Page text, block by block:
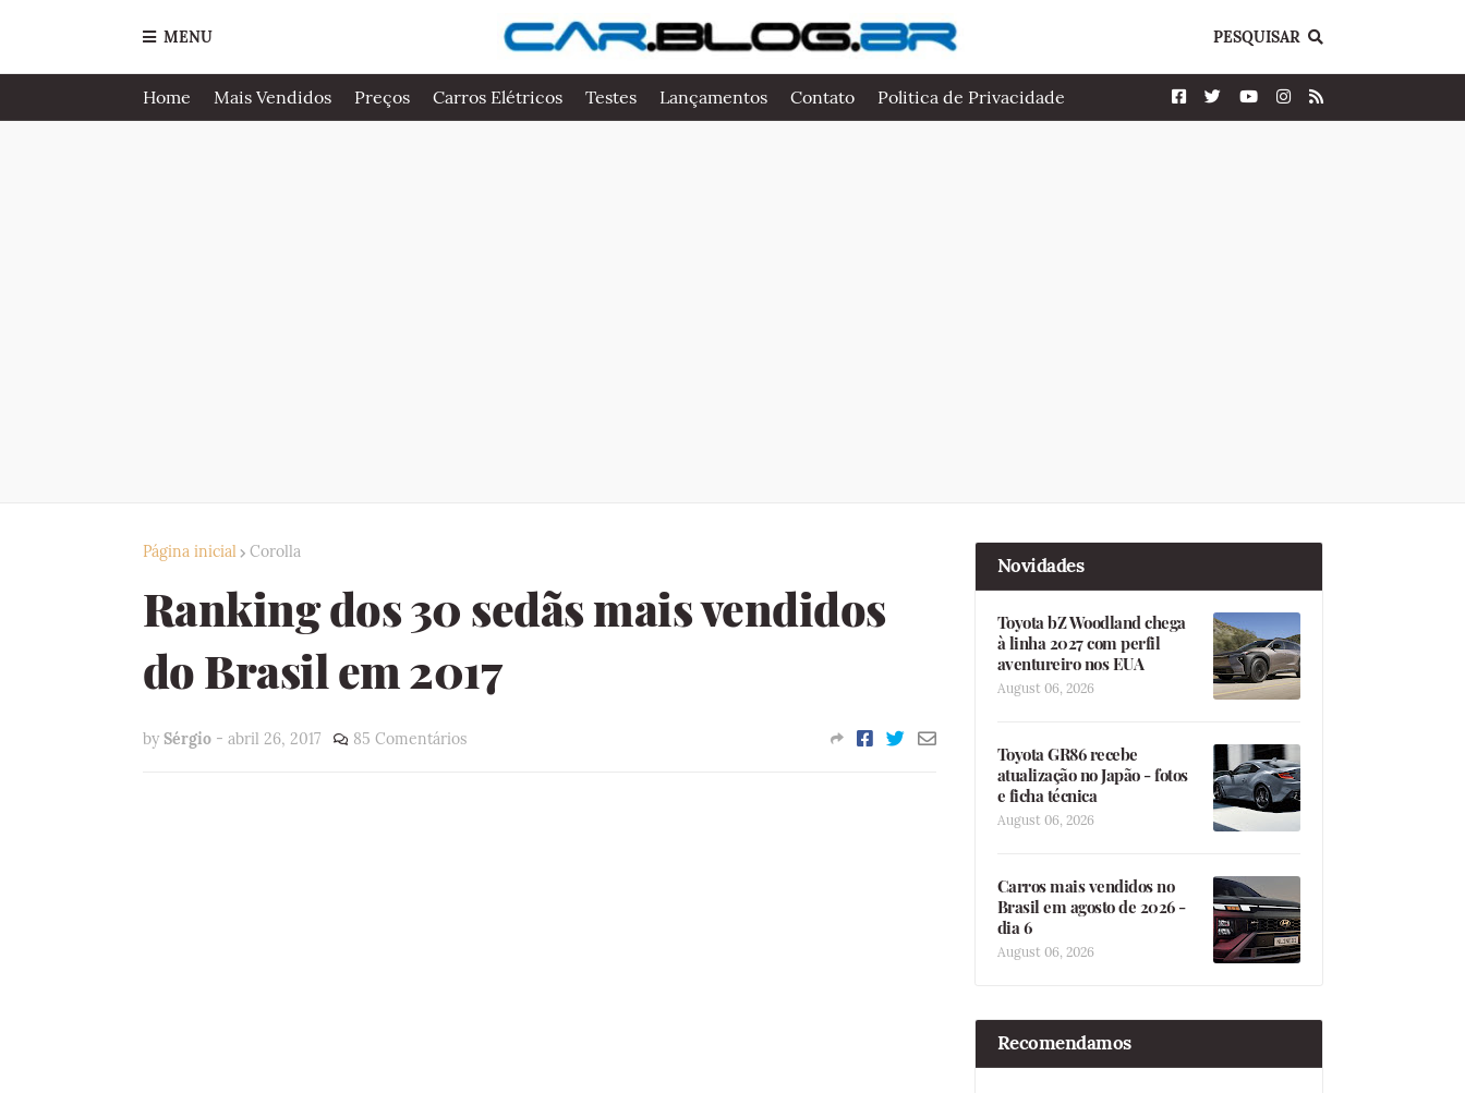
MENU PESQUISAR
Home Mais Vendidos Preços Carros Elétricos Testes Lançamentos Contato Politica de Privacidade
Página inicial Corolla
Ranking dos 30 sedãs mais vendidos
do Brasil em 2017
by Sérgio - abril 26, 2017 85 Comentários
Novidades
Toyota bZ Woodland chega
à linha 2027 com perfil
aventureiro nos EUA
August 06, 2026
Toyota GR86 recebe
atualização no Japão - fotos
e ficha técnica
August 06, 2026
Carros mais vendidos no
Brasil em agosto de 2026 -
dia 6
August 06, 2026
Recomendamos